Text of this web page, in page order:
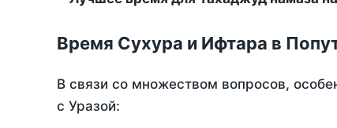
Время Сухура и Ифтара в
В связи со множеством вопросов,
с Уразой: